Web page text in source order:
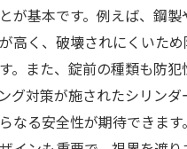
が基本です。例えば、鋼
高く、破壊されにくいた
。また、錠前の種類も防犯
グ対策が施されたシリン
なる安全性が期待できま